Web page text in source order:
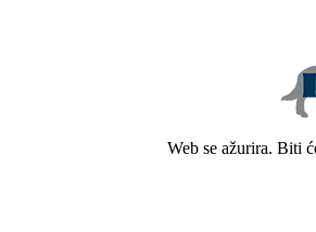
Web se ažurira. Biti